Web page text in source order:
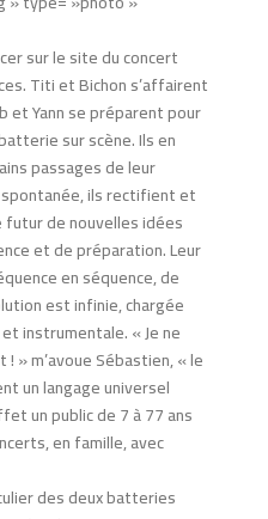
sur le site du concert
Titi et Bichon s’affairent
et Yann se préparent pour
sur scène. Ils en
passages de leur
ils rectifient et
de nouvelles idées
et de préparation. Leur
en séquence, de
est infinie, chargée
instrumentale. « Je ne
» m’avoue Sébastien, « le
un langage universel
un public de 7 à 77 ans
en famille, avec
des deux batteries